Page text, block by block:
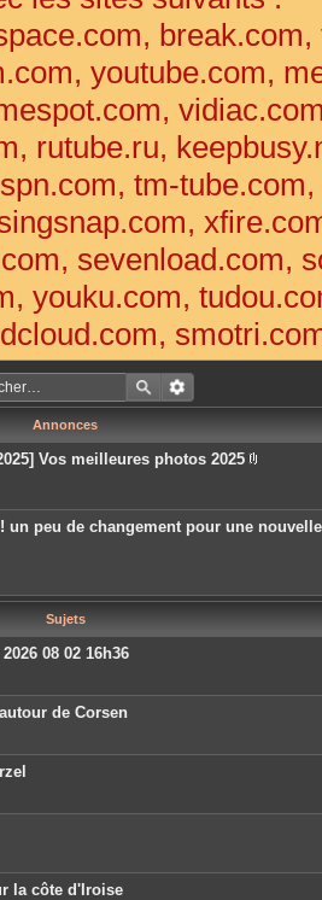
youtube.com,
rutube.ru,
tm-
sevenload.com,
youku.com,
Annonces
Vos meilleures photos 2025
c
e
n
un peu de changement pour une nouvelle
Sujets
08 02 16h36
de Corsen
la côte d'Iroise